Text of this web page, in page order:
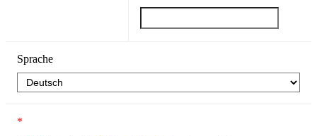
Sprache
*